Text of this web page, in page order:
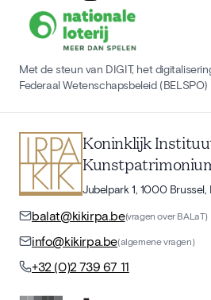
Met de steun van DIGIT, het
Federaal Wetenschapsbeleid (BELSPO)
Koninklijk
Jubelpark 1, 1000 Brussel,
balat@kikirpa.be(vragen over BALaT)
info@kikirpa.be(algemene vragen)
+32 (0)2 739 67 11